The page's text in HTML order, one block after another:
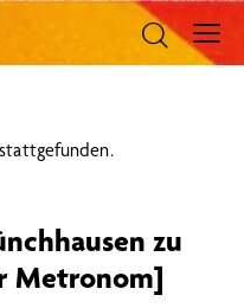
zu
Metronom]